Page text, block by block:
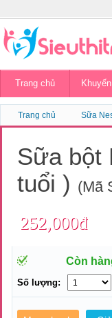
Trang chủ
Trang chủ Sữa
Sữa bột
tuổi ) (Mã
252,000đ
Còn
Số lượng: